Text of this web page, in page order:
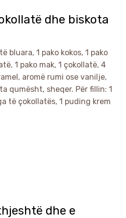
dhe biskota
bluara, 1 pako kokos, 1 pako
1 pako mak, 1 çokollatë, 4
aromë rumi ose vanilje,
qumësht, sheqer. Për fillin: 1
të çokollatës, 1 puding krem
dhe e